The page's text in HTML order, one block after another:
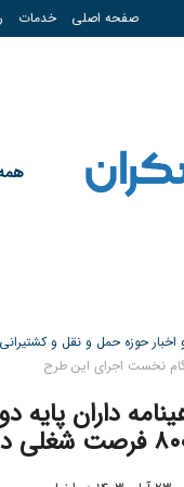
صفحه اصلی خدمات
اخبار حوزه حمل و نقل و کشتیرانی
داران